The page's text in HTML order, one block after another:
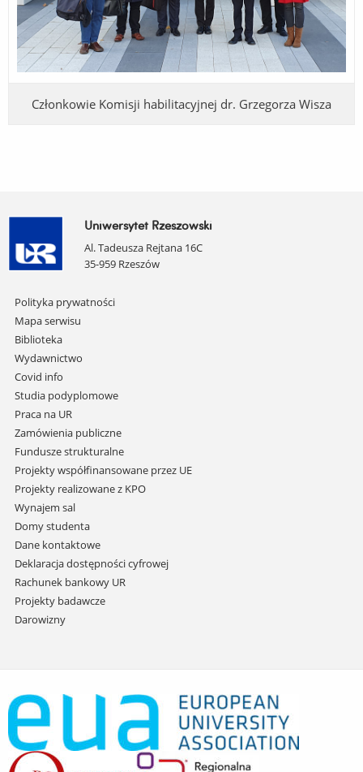
Członkowie Komisji habilitacyjnej dr. Grzegorza Wisza
Uniwersytet Rzeszowski
Al. Tadeusza Rejtana 16C
35-959 Rzeszów
Pomiń
nawigację
i
przejdź
do
treści
Polityka prywatności
Mapa serwisu
Biblioteka
Wydawnictwo
Covid info
Studia podyplomowe
Praca na UR
Zamówienia publiczne
Fundusze strukturalne
Projekty współfinansowane przez UE
Projekty realizowane z KPO
Wynajem sal
Domy studenta
Dane kontaktowe
Deklaracja dostępności cyfrowej
Rachunek bankowy UR
Projekty badawcze
Darowizny